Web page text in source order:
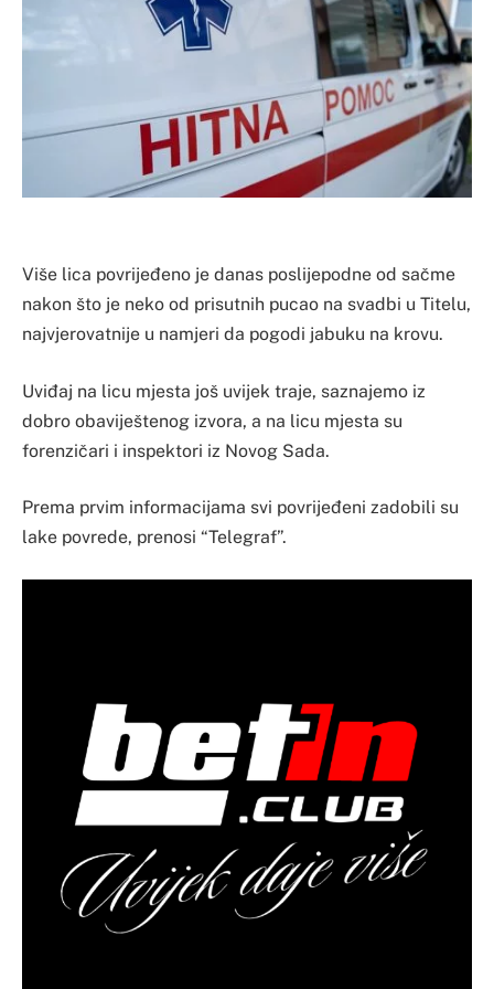
Više lica povrijeđeno je danas poslijepodne od sačme
nakon što je neko od prisutnih pucao na svadbi u Titelu,
najvjerovatnije u namjeri da pogodi jabuku na krovu.
Uviđaj na licu mjesta još uvijek traje, saznajemo iz
dobro obaviještenog izvora, a na licu mjesta su
forenzičari i inspektori iz Novog Sada.
Prema prvim informacijama svi povrijeđeni zadobili su
lake povrede, prenosi “Telegraf”.